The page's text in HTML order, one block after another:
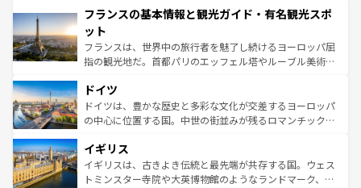
ませてくれるイタリアで、忘れられない旅をしてみよう！
なお、新着のイタリア情報は
しい。
文化が根付くこの国では、情熱的なフラメンコ、熱気あふ
れる闘牛、そして美味しいタパスが生活の一部となってい
る。首都マドリードの洗練された雰囲気や、バルセロナの
アートに溢れた街角から、地方では古代ローマ遺跡や中世
せる。地方によって風土や気候が異なるスペインはその個
性で訪れる人を魅了する。 なお、新着のスペイン情報は コ
ンテンツ一覧を参照してほしい。
フランスの基本情報と観光ガイド・有名観光スポ
ット
フランスは、世界中の旅行者を魅了し続けるヨーロッパ屈
指の観光地だ。首都パリのエッフェル塔やルーブル美術館
で、幅広い魅力が詰まっている。華麗な宮殿、歴史的な大
聖堂、美しいビーチ、そして豊かな自然が、訪れる者を心
から魅了する。また、フランスは美食の国としても知ら
いる。シャンパンの発祥地であるランス、プロヴァンスの
香り高いラベンダー畑など、多彩な楽しみ方が可能だ。さ
らに、パリ以外の地域にも魅力が溢れており、どの街角に
ドイツ
ドイツは、豊かな歴史と多彩な文化が交差するヨーロッパ
の中心に位置する国。中世の街並みが残るロマンチック街
顔を持つこの国は、どこを歩いても飽きることがない。ベ
ルリンの文化的活気、バイエルン州のアルプスの絶景、そ
してライン川沿いのワイン畑といった風景は必見。ビール
イギリス
イギリスは、古きよき伝統と最先端が共存する国。ウェス
トミンスター寺院や大英博物館のようなランドマーク、歴